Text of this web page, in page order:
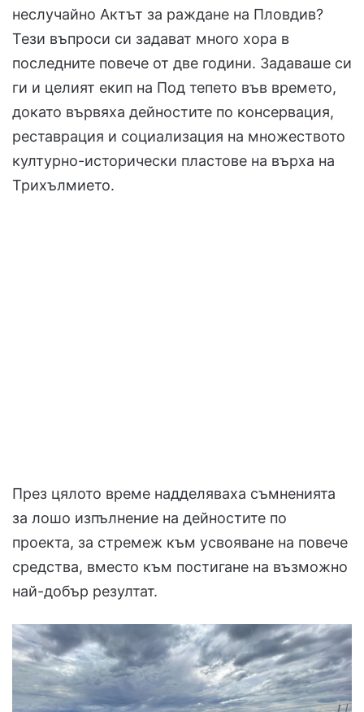
неслучайно Актът за раждане на Пловдив?
Тези въпроси си задават много хора в
последните повече от две години. Задаваше си
ги и целият екип на Под тепето във времето,
докато вървяха дейностите по консервация,
реставрация и социализация на множеството
културно-исторически пластове на върха на
Трихълмието.
През цялото време надделяваха съмненията
за лошо изпълнение на дейностите по
проекта, за стремеж към усвояване на повече
средства, вместо към постигане на възможно
най-добър резултат.